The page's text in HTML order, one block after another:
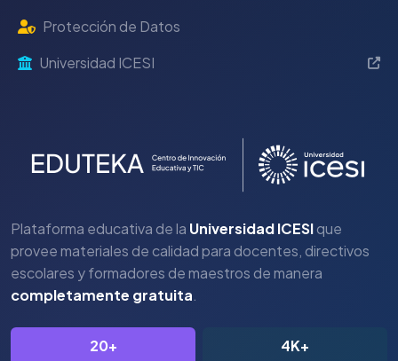
Protección de Datos
Universidad ICESI
Plataforma educativa de la Universidad ICESIque
provee materiales de calidad para docentes, directivos
escolares y formadores de maestros de manera
completamente gratuita.
20+ 4K+